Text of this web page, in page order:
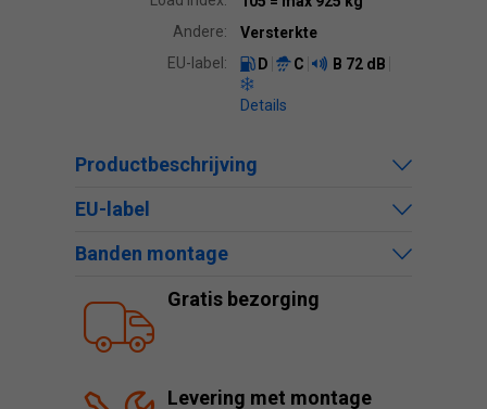
Andere:
Versterkte
EU-label:
D C B 72 dB
Details
Productbeschrijving
EU-label
Banden montage
Gratis bezorging
Levering met montage